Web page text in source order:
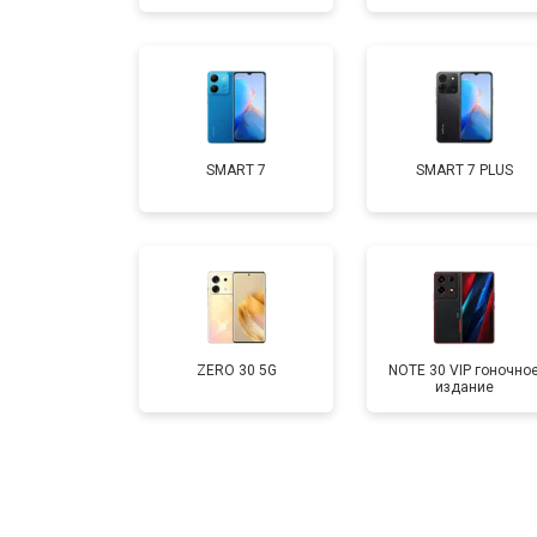
Замена кнопки включения
Ремонт цепи питания
SMART 7 SMART 7 PLUS
ZERO 30 5G
NOTE 30 VIP
издание